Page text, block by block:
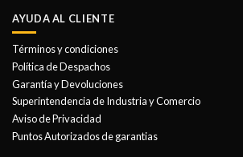
AYUDA AL CLIENTE
Términos y condiciones
Política de Despachos
Garantía y Devoluciones
Superintendencia de Industria y Comercio
Aviso de Privacidad
Puntos Autorizados de garantias